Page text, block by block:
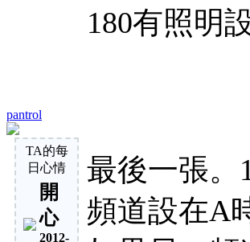
pantrol
TA的每
日心情
開
心
2012-
180有照明
最後一張。
頻道設在A